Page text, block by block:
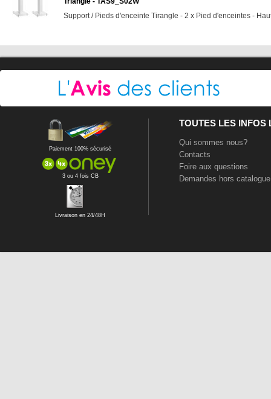
Support / Pieds d'enceinte Tirangle - 2 x Pied d'enceintes -
Paiement 100% sécurisé
3 ou 4 fois CB
Livraison en 24/48H
TOUTES LES INFOS
Qui sommes nous?
Contacts
Foire aux questions
Demandes hors catalogue